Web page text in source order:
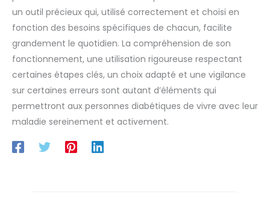
un outil précieux qui, utilisé correctement et choisi en
fonction des besoins spécifiques de chacun, facilite
grandement le quotidien. La compréhension de son
fonctionnement, une utilisation rigoureuse respectant
certaines étapes clés, un choix adapté et une vigilance
sur certaines erreurs sont autant d’éléments qui
permettront aux personnes diabétiques de vivre avec leur
maladie sereinement et activement.